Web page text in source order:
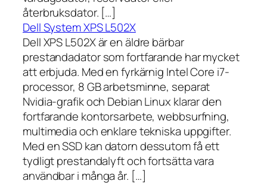
återbruksdator. […]
Dell System XPS L502X
Dell XPS L502X är en äldre bärbar
prestandadator som fortfarande har mycket
att erbjuda. Med en fyrkärnig Intel Core i7-
processor, 8 GB arbetsminne, separat
Nvidia-grafik och Debian Linux klarar den
fortfarande kontorsarbete, webbsurfning,
multimedia och enklare tekniska uppgifter.
Med en SSD kan datorn dessutom få ett
tydligt prestandalyft och fortsätta vara
användbar i många år. […]